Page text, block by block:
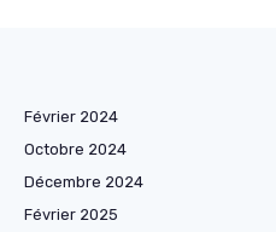
Février 2024
Octobre 2024
Décembre 2024
Février 2025